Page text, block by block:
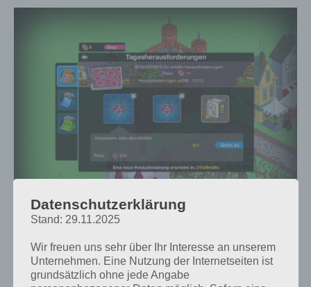
während der Zeit des Events Feenstaub als Belohnung
ein
Datenschutzerklärung
Stand: 29.11.2025
Wir freuen uns sehr über Ihr Interesse an unserem
Unternehmen. Eine Nutzung der Internetseiten ist
grundsätzlich ohne jede Angabe